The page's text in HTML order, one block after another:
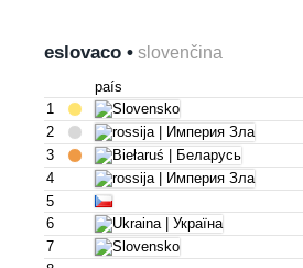
eslovaco • slovenčina
país
1
2
3
4
5
6
7